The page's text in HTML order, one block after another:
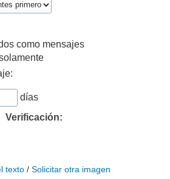
como mensajes
días
Verificación:
texto/ Solicitar otra imagen